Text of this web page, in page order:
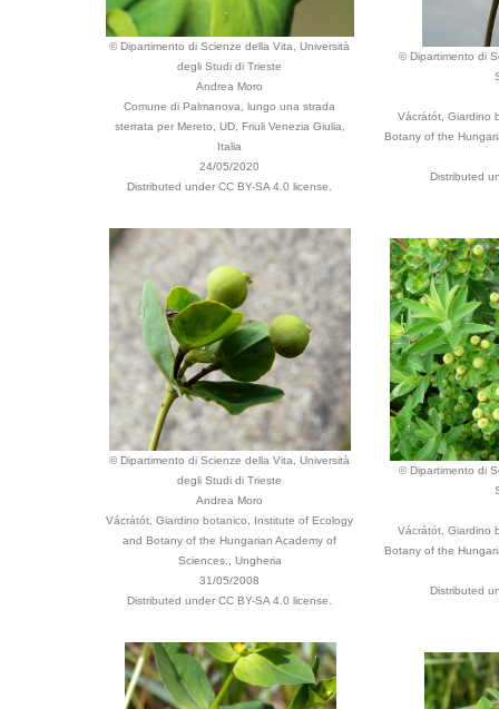
© Dipartimento di Scienze della Vita, Università
degli Studi di Trieste
Andrea Moro
Comune di Palmanova, lungo una strada
sterrata per Mereto, UD, Friuli Venezia Giulia,
Italia
24/05/2020
Distributed under CC BY-SA 4.0 license.
© Dipartimento di
Vácrátót, Giardino
Botany of the
Distributed
© Dipartimento di Scienze della Vita, Università
degli Studi di Trieste
Andrea Moro
Vácrátót, Giardino botanico, Institute of Ecology
and Botany of the Hungarian Academy of
Sciences., Ungheria
31/05/2008
Distributed under CC BY-SA 4.0 license.
© Dipartimento di
Vácrátót, Giardino
Botany of the
Distributed